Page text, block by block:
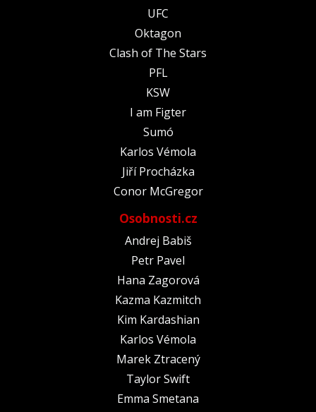
UFC
Oktagon
Clash of The Stars
PFL
KSW
I am Figter
Sumó
Karlos Vémola
Jiří Procházka
Conor McGregor
Osobnosti.cz
Andrej Babiš
Petr Pavel
Hana Zagorová
Kazma Kazmitch
Kim Kardashian
Karlos Vémola
Marek Ztracený
Taylor Swift
Emma Smetana